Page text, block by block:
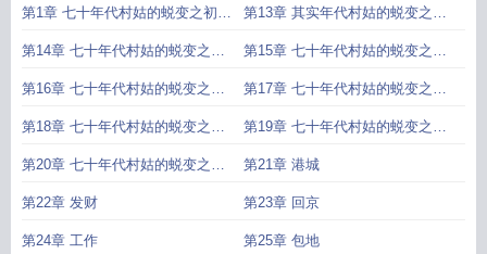
惑 查
第1章 七十年代村姑的蜕变之初来
乍到
第13章 其实年代村姑的蜕变之查
探
第14章 七十年代村姑的蜕变之愤
恨
第15章 七十年代村姑的蜕变之不
甘
第16章 七十年代村姑的蜕变之震
惊
第17章 七十年代村姑的蜕变之拿
回
第18章 七十年代村姑的蜕变之上
学
第19章 七十年代村姑的蜕变之归
来
第20章 七十年代村姑的蜕变之相
见
第21章 港城
第22章 发财 第23章 回京
第24章 工作 第25章 包地